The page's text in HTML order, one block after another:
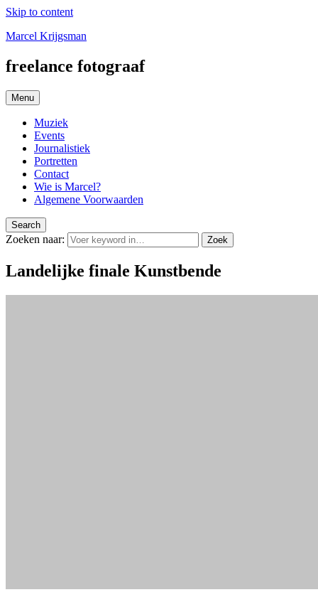
Skip to content
Marcel Krijgsman
freelance fotograaf
Menu
Muziek
Events
Journalistiek
Portretten
Contact
Wie is Marcel?
Algemene Voorwaarden
Search
Zoeken naar: Zoek
Landelijke finale Kunstbende